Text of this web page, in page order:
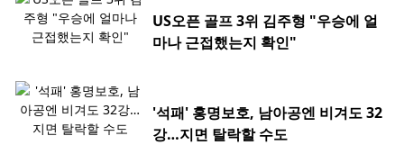
US오픈 골프 3위 김주형 "우승에 얼
마나 근접했는지 확인"
'석패' 홍명보호, 남아공엔 비겨도 32
강…지면 탈락할 수도